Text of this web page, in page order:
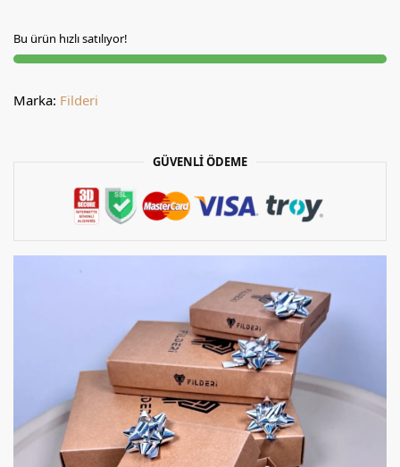
Bu ürün hızlı satılıyor!
Marka: Filderi
GÜVENLİ ÖDEME